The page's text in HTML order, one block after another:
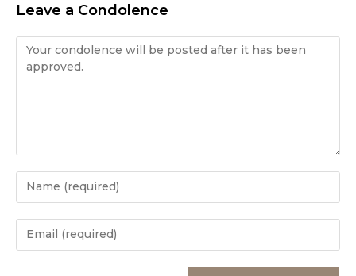
Leave a Condolence
Condolence
Enter
your
name
Enter
your